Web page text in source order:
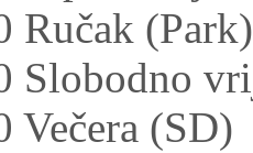
Ručak (Park)
Slobodno
Večera (SD)